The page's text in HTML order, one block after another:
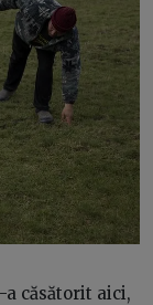
căsătorit aici,